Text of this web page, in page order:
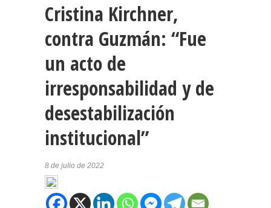
Cristina Kirchner,
contra Guzmán: “Fue
un acto de
irresponsabilidad y de
desestabilización
institucional”
8 de julio de 2022